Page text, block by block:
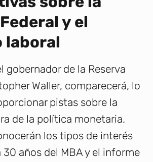
y el
laboral
gobernador de la Reserva
Waller, comparecerá, lo
pistas sobre la
de la política monetaria.
los tipos de interés
años del MBA y el informe